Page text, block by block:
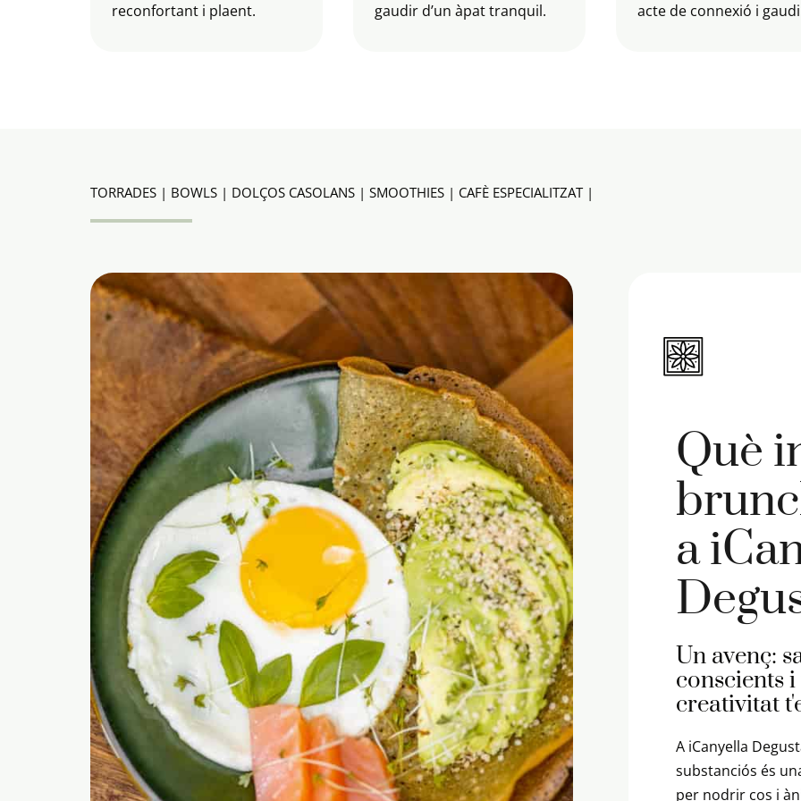
reconfortant i plaent.
gaudir d’un àpat tranquil.
acte de connexió i
TORRADES | BOWLS | DOLÇOS CASOLANS | SMOOTHIES | CAFÈ ESPECIALITZAT |
Què
a
Un avenç:
conscients
creativitat
A iCanyella
substanciós és
per nodrir cos i